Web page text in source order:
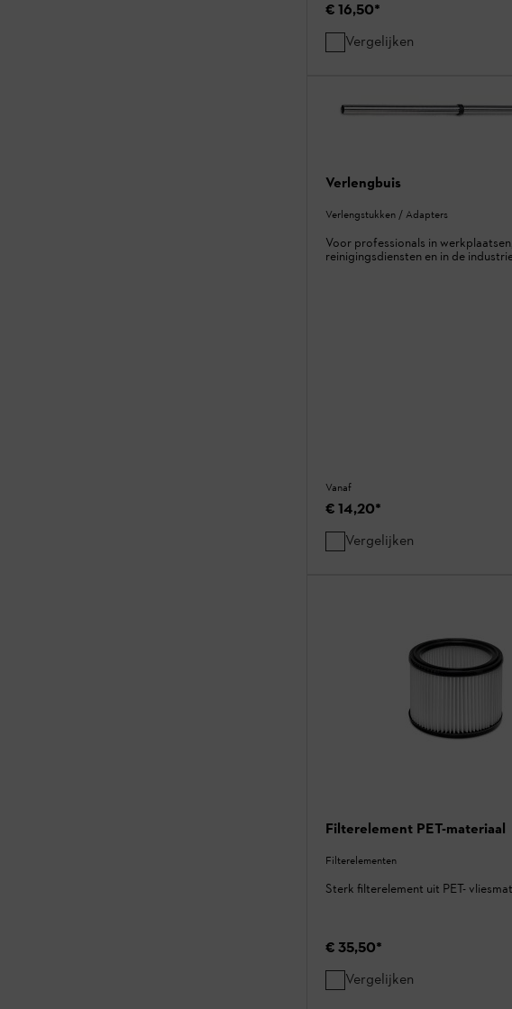
€ 16,50*
Vergelijken
Verlengbuis
Verlengstukken / Adapters
Voor professionals in werkplaatsen,
reinigingsdiensten en in de
Vanaf
€ 14,20*
Vergelijken
Filterelement PET-materiaal
Filterelementen
Sterk filterelement uit PET-
€ 35,50*
Vergelijken